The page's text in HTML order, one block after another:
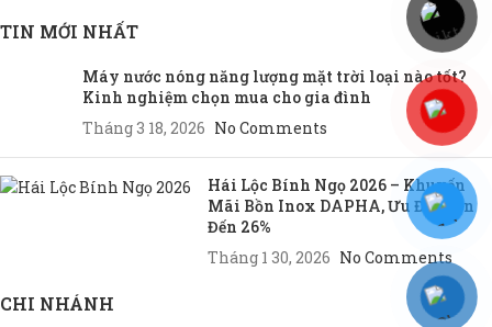
TIN MỚI NHẤT
Máy nước nóng năng lượng mặt trời loại nào tốt?
Kinh nghiệm chọn mua cho gia đình
Tháng 3 18, 2026 No Comments
Hái Lộc Bính Ngọ 2026 – Khuyến
Mãi Bồn Inox DAPHA, Ưu Đãi Lên
Đến 26%
Tháng 1 30, 2026 No Comments
CHI NHÁNH